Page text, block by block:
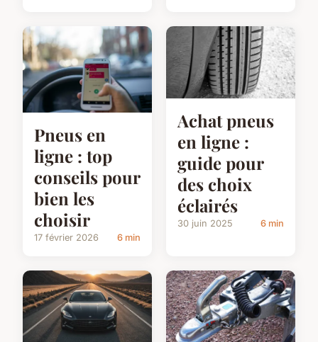
Pneus en
ligne : top
conseils pour
bien les
choisir
17 février 2026 6 min
Achat pneus
en ligne :
guide pour
des choix
éclairés
30 juin 2025 6 min